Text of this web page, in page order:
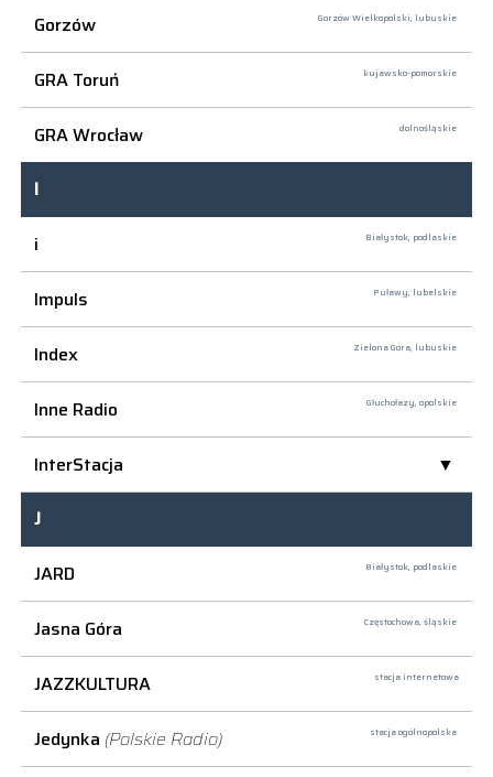
Gorzów Gorzów Wielkopolski, lubuskie
GRA Toruń kujawsko-pomorskie
GRA Wrocław dolnośląskie
I
i
Białystok, podlaskie
Impuls Puławy, lubelskie
Index Zielona Góra, lubuskie
Inne Radio Głuchołazy, opolskie
InterStacja
J
JARD
Białystok, podlaskie
Jasna Góra Częstochowa, śląskie
JAZZKULTURA stacja internetowa
Jedynka (Polskie Radio) stacja ogólnopolska